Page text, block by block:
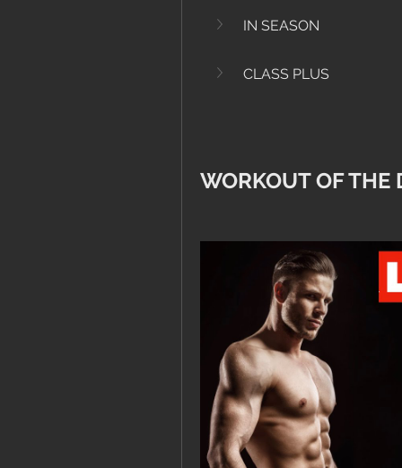
IN SEASON
CLASS PLUS
WORKOUT OF THE